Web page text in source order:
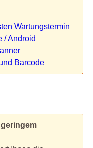
Wartungstermin
/ Android
Barcode